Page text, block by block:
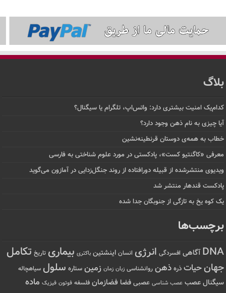
بلاگ
کدام‌یک امنیت بیشتری دارد: واتس‌اپ، تلگرام یا سیگنال؟
آیا چیزی به نام ذهن وجود دارد؟
خطاب به همه‌ی دوستان قرنطینه‌نشین
معرفی «کاگنتیو کست»، پادکستی در مورد علوم شناختی به فارسی
ویدیوی منتشرشده از قبیله دورافتاده‌ از روند جنگل‌زدایی در آمازون می‌گوید
پادکست قندهار منتشر شد
یک کوه یخ به تازگی از جنوبگان جدا شده
برچسب‌ها
DNA آگاهی افسردگی انرژی انسان اینشتین باکتری بیماری تاریخ تکامل
جهانحیات ذره ذهن روانشناسی زبان زمان زمین ستاره سلول سیاهچاله
سیگنال عصب عصب شناسی عصبی فضا فضازمان فلسفه فوتون فیزیک ماده